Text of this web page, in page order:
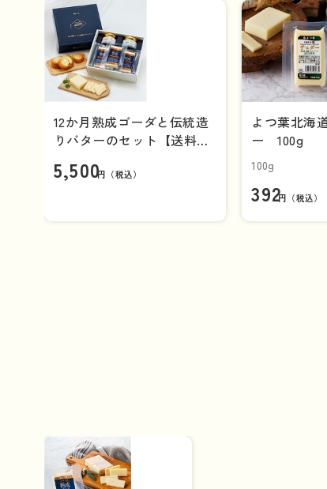
ーな赤ワイ
実は日本酒ともよく合うんです！香
12か月熟成ゴーダと伝統造
りバターのセット【送料負
5,500円（税込）
よつ葉北海
ー 100g
100g
392円（税込）